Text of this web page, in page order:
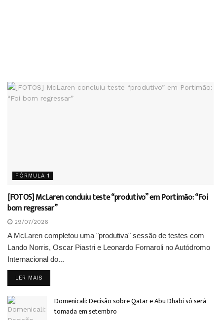
FÓRMULA 1
[FOTOS] McLaren concluiu teste “produtivo” em Portimão: “Foi
bom regressar”
29/07/2026
A McLaren completou uma "produtiva" sessão de testes com
Lando Norris, Oscar Piastri e Leonardo Fornaroli no Autódromo
Internacional do...
LER MAIS
Domenicali: Decisão sobre Qatar e Abu Dhabi só será
tomada em setembro